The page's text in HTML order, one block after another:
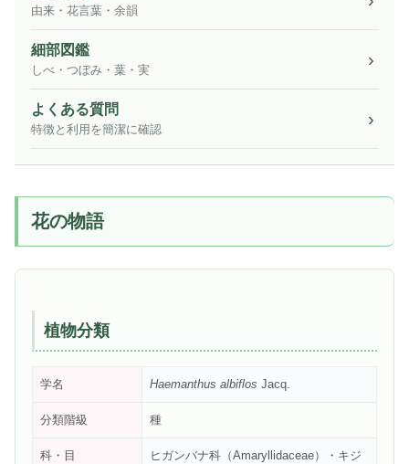
由来・花言葉・余韻
細部図鑑
しべ・つぼみ・葉・実
よくある質問
特徴と利用を簡潔に確認
花の物語
植物分類
学名 Haemanthus albiflos Jacq.
分類階級 種
科・目
ヒガンバナ科（Amaryllidaceae）・キジ